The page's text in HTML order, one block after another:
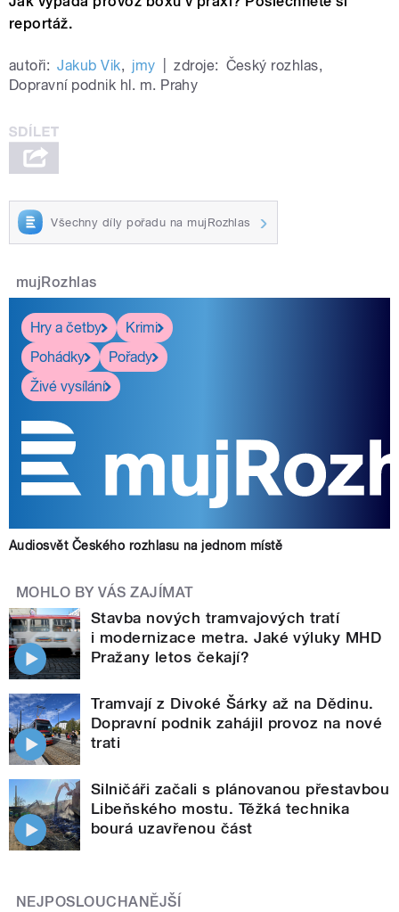
reportáž.
autoři: Jakub Vik, jmy zdroje: Český rozhlas,
Dopravní podnik hl. m. Prahy
Všechny díly pořadu na mujRozhlas
mujRozhlas
Hry a četby
Krimi
Pohádky
Pořady
Živé vysílání
Audiosvět Českého rozhlasu na jednom místě
MOHLO BY VÁS ZAJÍMAT
Stavba nových tramvajových tratí
i modernizace metra. Jaké výluky MHD
Pražany letos čekají?
Tramvají z Divoké Šárky až na Dědinu.
Dopravní podnik zahájil provoz na nové
trati
Silničáři začali s plánovanou přestavbou
Libeňského mostu. Těžká technika
bourá uzavřenou část
NEJPOSLOUCHANĚJŠÍ